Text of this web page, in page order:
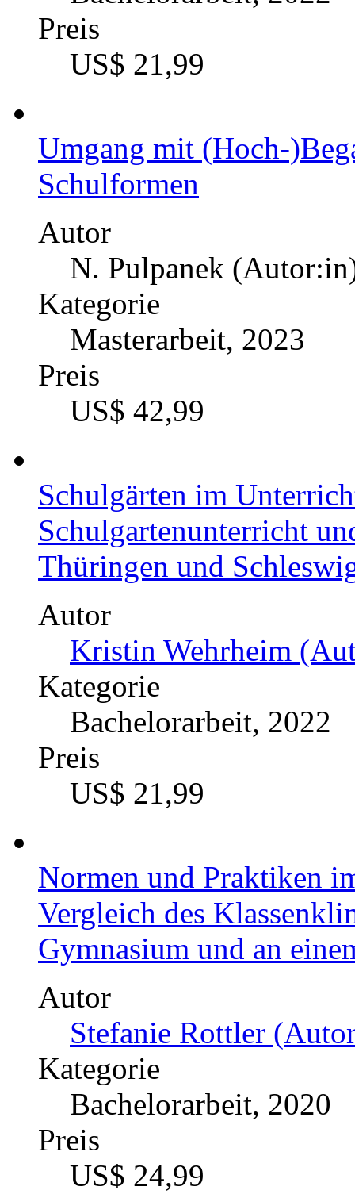
Preis
US$ 21,99
Umgang mit (Hoch-
Schulformen
Autor
N. Pulpanek
Kategorie
Masterarbeit, 2023
Preis
US$ 42,99
Schulgärten im
Schulgartenunterricht
Thüringen und
Autor
Kristin Wehrheim
Kategorie
Bachelorarbeit, 2022
Preis
US$ 21,99
Normen und Praktiken
Vergleich des
Gymnasium und an
Autor
Stefanie Rottler
Kategorie
Bachelorarbeit, 2020
Preis
US$ 24,99